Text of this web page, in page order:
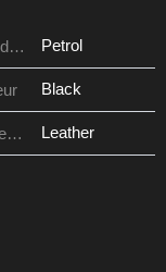
Brandstof Petrol
Black
Bekleding Leather